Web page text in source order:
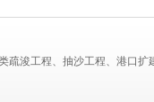
浚工程、抽沙工程、港口扩